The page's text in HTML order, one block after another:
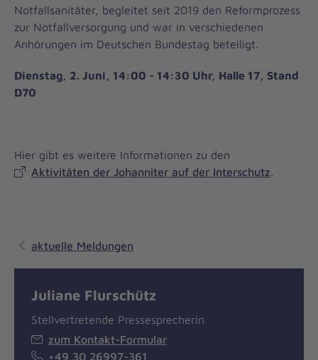
Notfallsanitäter, begleitet seit 2019 den Reformprozess
zur Notfallversorgung und war in verschiedenen
Anhörungen im Deutschen Bundestag beteiligt.
Dienstag, 2. Juni, 14:00 - 14:30 Uhr, Halle 17, Stand
D70
Hier gibt es weitere Informationen zu den
Aktivitäten der Johanniter auf der Interschutz
aktuelle Meldungen
Juliane Flurschütz
Stellvertretende Pressesprecherin
zum Kontakt-Formular
+49 30 26997-361